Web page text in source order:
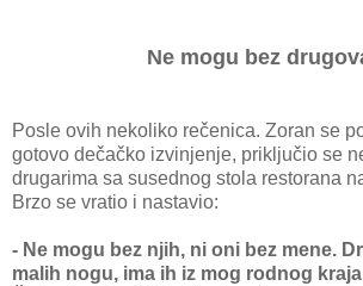
Ne mogu bez
Posle ovih nekoliko rečenica. Zoran se
gotovo dečačko izvinjenje, priključio se
drugarima sa susednog stola restorana
Brzo se vratio i nastavio:
- Ne mogu bez njih, ni oni bez mene.
malih nogu, ima ih iz mog rodnog